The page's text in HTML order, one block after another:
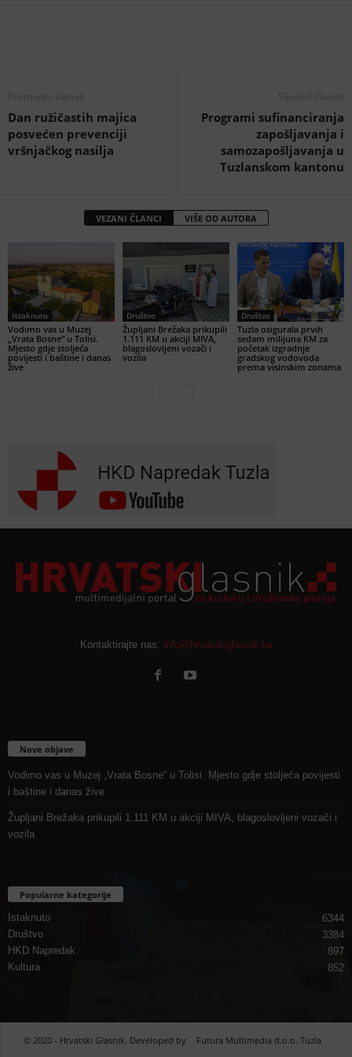
Dan ružičastih majica
posvećen prevenciji
vršnjačkog nasilja
Programi sufinanciranja
zapošljavanja i
samozapošljavanja u
Tuzlanskom kantonu
VEZANI ČLANCI VIŠE OD AUTORA
Istaknuto
Vodimo vas u Muzej
„Vrata Bosne“ u Tolisi.
Mjesto gdje stoljeća
povijesti i baštine i danas
žive
Društvo
Župljani Brežaka prikupili
1.111 KM u akciji MIVA,
blagoslovljeni vozači i
vozila
Društvo
Tuzla osigurala prvih
sedam milijuna KM za
početak izgradnje
gradskog vodovoda
prema visinskim zonama
Kontaktirajte nas: info@hrvatskiglasnik.ba
Nove objave
Vodimo vas u Muzej „Vrata Bosne“ u Tolisi. Mjesto gdje stoljeća povijesti
i baštine i danas žive
Župljani Brežaka prikupili 1.111 KM u akciji MIVA, blagoslovljeni vozači i
vozila
Popularne kategorije
Istaknuto
6344
Društvo
3384
HKD Napredak
897
Kultura
852
© 2020 - Hrvatski Glasnik. Developed by Futura Multimedia d.o.o. Tuzla